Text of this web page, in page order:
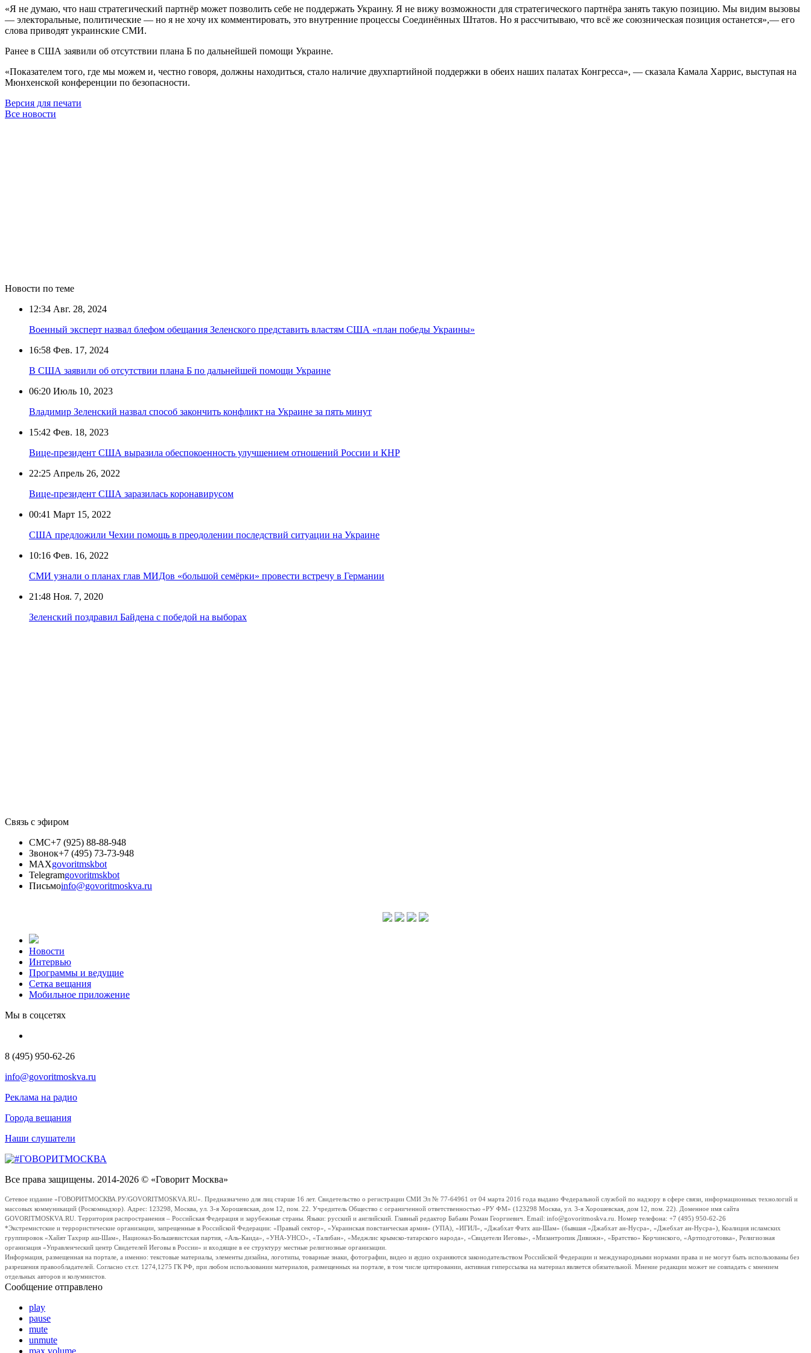
«Я не думаю, что наш стратегический партнёр может позволить себе не поддержать Украину. Я не вижу возможности для стратегического партнёра занять такую позицию. Мы видим вызовы
— электоральные, политические — но я не хочу их комментировать, это внутренние процессы Соединённых Штатов. Но я рассчитываю, что всё же союзническая позиция останется»,— его
слова приводят украинские СМИ.
Ранее в США заявили об отсутствии плана Б по дальнейшей помощи Украине.
«Показателем того, где мы можем и, честно говоря, должны находиться, стало наличие двухпартийной поддержки в обеих наших палатах Конгресса», — сказала Камала Харрис, выступая на
Мюнхенской конференции по безопасности.
Версия для печати
Все новости
Новости по теме
12:34 Авг. 28, 2024
Военный эксперт назвал блефом обещания Зеленского представить властям США «план победы Украины»
16:58 Фев. 17, 2024
В США заявили об отсутствии плана Б по дальнейшей помощи Украине
06:20 Июль 10, 2023
Владимир Зеленский назвал способ закончить конфликт на Украине за пять минут
15:42 Фев. 18, 2023
Вице-президент США выразила обеспокоенность улучшением отношений России и КНР
22:25 Апрель 26, 2022
Вице-президент США заразилась коронавирусом
00:41 Март 15, 2022
США предложили Чехии помощь в преодолении последствий ситуации на Украине
10:16 Фев. 16, 2022
СМИ узнали о планах глав МИДов «большой семёрки» провести встречу в Германии
21:48 Ноя. 7, 2020
Зеленский поздравил Байдена с победой на выборах
Связь с эфиром
СМС+7 (925) 88-88-948
Звонок+7 (495) 73-73-948
MAXgovoritmskbot
Telegramgovoritmskbot
Письмоinfo@govoritmoskva.ru
Новости
Интервью
Программы и ведущие
Сетка вещания
Мобильное приложение
Мы в соцсетях
8 (495) 950-62-26
info@govoritmoskva.ru
Реклама на радио
Города вещания
Наши слушатели
Все права защищены. 2014-2026 © «Говорит Москва»
Сетевое издание «ГОВОРИТМОСКВА.РУ/GOVORITMOSKVA.RU». Предназначено для лиц старше 16 лет. Свидетельство о регистрации СМИ Эл № 77-64961 от 04 марта 2016 года выдано Федеральной службой по надзору в сфере связи, информационных технологий и
массовых коммуникаций (Роскомнадзор). Адрес: 123298, Москва, ул. 3-я Хорошевская, дом 12, пом. 22. Учредитель Общество с ограниченной ответственностью «РУ ФМ» (123298 Москва, ул. 3-я Хорошевская, дом 12, пом. 22). Доменное имя сайта
GOVORITMOSKVA.RU. Территория распространения – Российская Федерация и зарубежные страны. Языки: русский и английский. Главный редактор Бабаян Роман Георгиевич. Email: info@govoritmoskva.ru. Номер телефона: +7 (495) 950-62-26
*Экстремистские и террористические организации, запрещенные в Российской Федерации: «Правый сектор», «Украинская повстанческая армия» (УПА), «ИГИЛ», «Джабхат Фатх аш-Шам» (бывшая «Джабхат ан-Нусра», «Джебхат ан-Нусра»), Коалиция исламских
группировок «Хайят Тахрир аш-Шам», Национал-Большевистская партия, «Аль-Каида», «УНА-УНСО», «Талибан», «Меджлис крымско-татарского народа», «Свидетели Иеговы», «Мизантропик Дивижн», «Братство» Корчинского, «Артподготовка», Религиозная
организация «Управленческий центр Свидетелей Иеговы в России» и входящие в ее структуру местные религиозные организации.
Информация, размещенная на портале, а именно: текстовые материалы, элементы дизайна, логотипы, товарные знаки, фотографии, видео и аудио охраняются законодательством Российской Федерации и международными нормами права и не могут быть использованы без
разрешения правообладателей. Согласно ст.ст. 1274,1275 ГК РФ, при любом использовании материалов, размещенных на портале, в том числе цитировании, активная гиперссылка на материал является обязательной. Мнение редакции может не совпадать с мнением
отдельных авторов и колумнистов.
Сообщение отправлено
play
pause
mute
unmute
max volume